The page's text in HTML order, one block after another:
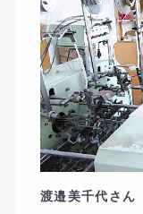
渡邉美千代さん